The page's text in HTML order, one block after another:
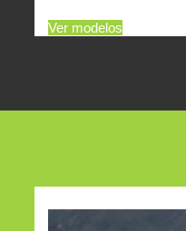
Ver modelos